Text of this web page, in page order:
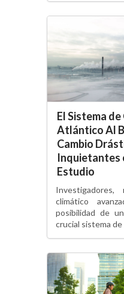
El Sistema
Atlántico Al
Cambio
Inquietantes
Estudio
climático
posibilidad de
crucial sistema